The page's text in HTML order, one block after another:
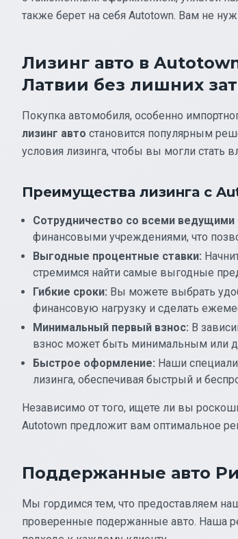
также берет на себя Autotown. Вам не
Лизинг авто в
Латвии без лишних
Покупка автомобиля, особенно
лизинг авто становится популярным
условия лизинга, чтобы вы могли стать
Преимущества лизинга с
Сотрудничество со всеми ведущими
финансовыми учреждениями, что
Выгодные процентные ставки:
стремимся найти самые выгодные
Гибкие сроки: Вы можете выбрать
финансовую нагрузку и сделать
Минимальный первый взнос: В
взнос может быть минимальным или
Быстрое оформление: Наши
лизинга, обеспечивая быстрый и
Независимо от того, ищете ли вы
Autotown предложит вам оптимальное
Поддержанные авто
Мы гордимся тем, что предоставляем
проверенные подержанные авто. Наша